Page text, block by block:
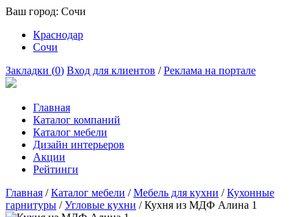
Ваш город: Сочи
Краснодар
Сочи
Закладки (0) Вход для клиентов /Реклама на портале
Главная
Каталог компаний
Каталог мебели
Дизайн интерьеров
Акции
Рейтинги
Главная /Каталог мебели /Мебель для кухни /Кухонные
гарнитуры /Угловые кухни /Кухня из МДФ Алина 1